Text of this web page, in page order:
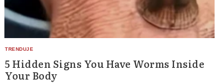
5 Hidden Signs You Have Worms Inside
Your Body